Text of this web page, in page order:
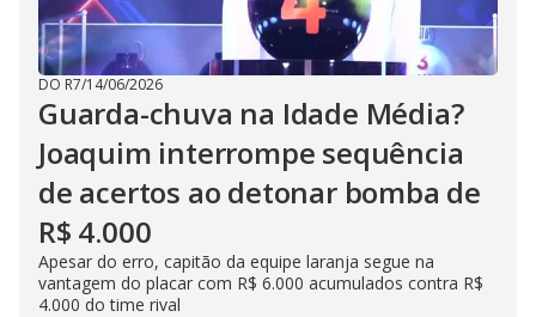
DO R7/14/06/2026
Guarda-chuva na Idade Média?
Joaquim interrompe sequência
de acertos ao detonar bomba de
R$ 4.000
Apesar do erro, capitão da equipe laranja segue na
vantagem do placar com R$ 6.000 acumulados contra R$
4.000 do time rival